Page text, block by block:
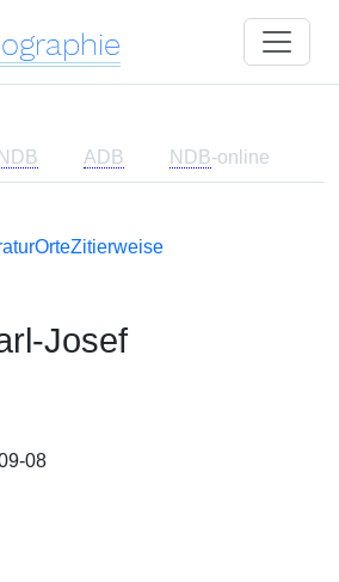
NDB ADB NDB-online
OrteZitierweise
Josef
08